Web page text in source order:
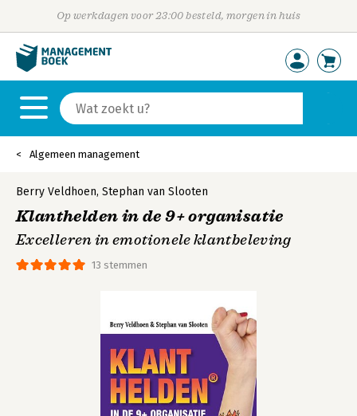
Op werkdagen voor 23:00 besteld, morgen in huis
Algemeen management
13 stemmen
Berry Veldhoen, Stephan van Slooten
Klanthelden in de 9+ organisatie
Excelleren in emotionele klantbeleving